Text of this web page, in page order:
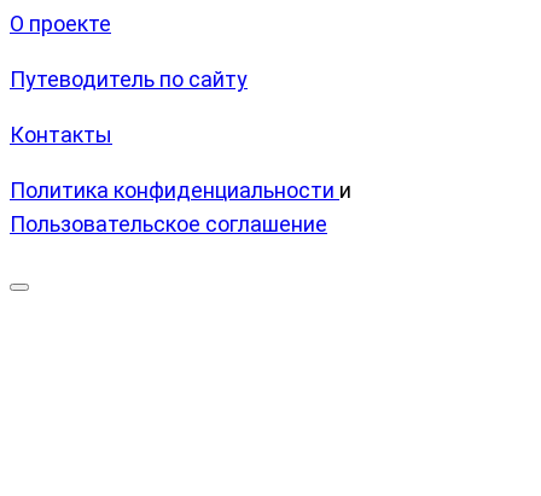
О проекте
Путеводитель по сайту
Контакты
Политика конфиденциальности и
Пользовательское соглашение